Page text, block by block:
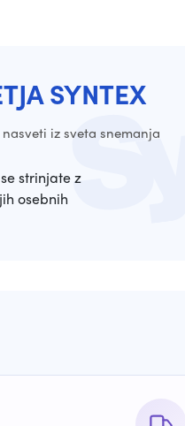
SYNTEX
iz sveta snemanja
strinjate z
osebnih